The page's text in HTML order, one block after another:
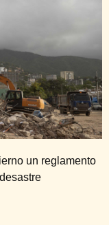
un reglamento